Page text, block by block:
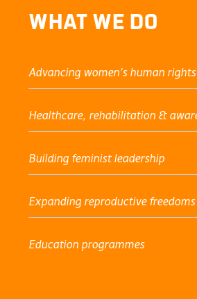
What We Do
Advancing women’s human rights
Healthcare, rehabilitation &
Building feminist leadership
Expanding reproductive freedoms
Education programmes